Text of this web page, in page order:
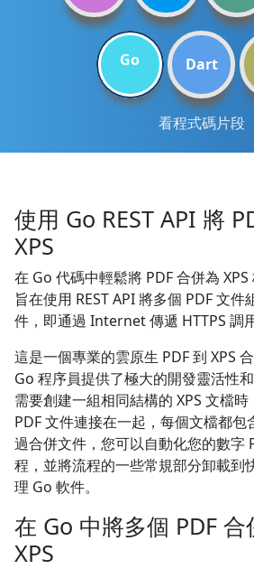
Go Dart
看程式碼片段
使用 Go REST API 將
XPS
在 Go 代碼中輕鬆將 PDF 合併為
旨在使用 REST API 將多個 PDF 文件
件，即通過 Internet 傳遞 HTTPS 調用
這是一個專業的雲原生 PDF 到 XPS
Go 程序員提供了極大的開發靈活性
需要創建一組相同結構的 XPS 文檔
PDF 文件連接在一起，每個文檔都包
過合併文件，您可以自動化您的數字
程，並將流程的一些常規部分卸載到
理 Go 軟件。
在 Go 中將多個 PDF 合
XPS